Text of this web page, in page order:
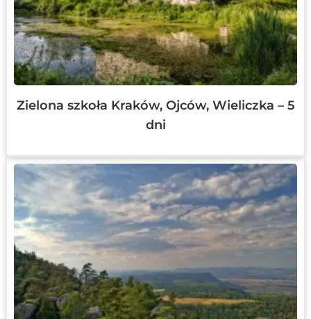
Zielona szkoła Kraków, Ojców, Wieliczka – 5
dni